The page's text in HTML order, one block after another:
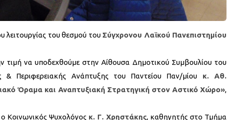
λειτουργίας του θεσμού του Σύγχρονου Λαϊκού Πανεπιστημίου
τιμή να υποδεχθούμε στην Αίθουσα Δημοτικού Συμβουλίου του
Περιφερειακής Ανάπτυξης του Παντείου Παν/μίου κ. Αθ.
Όραμα και Αναπτυξιακή Στρατηγική στον Αστικό Χώρο»,
Κοινωνικός Ψυχολόγος κ. Γ. Χρηστάκης, καθηγητής στο Τμήμα